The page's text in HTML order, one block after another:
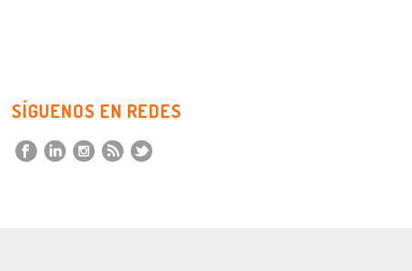
SÍGUENOS EN REDES